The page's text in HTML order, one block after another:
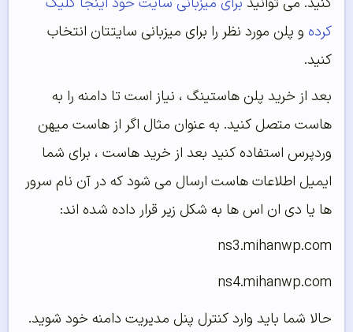
کرده و پلن مورد نظر را برای میزبانی سایتتان انتخاب
کنید.
بعد از خرید پلن هاستینگ ، نیاز است تا دامنه را به
هاست متصل کنید. به عنوان مثال اگر از هاست میهن
وردپرس استفاده کنید بعد از خرید هاست ، برای شما
ایمیل اطلاعات هاست ارسال می شود که در آن نام سرور
ها یا دی ان اس ها به شکل زیر قرار داده شده اند:
ns3.mihanwp.com
ns4.mihanwp.com
حالا شما باید وارد کنترل پنل مدیریت دامنه خود شوید.